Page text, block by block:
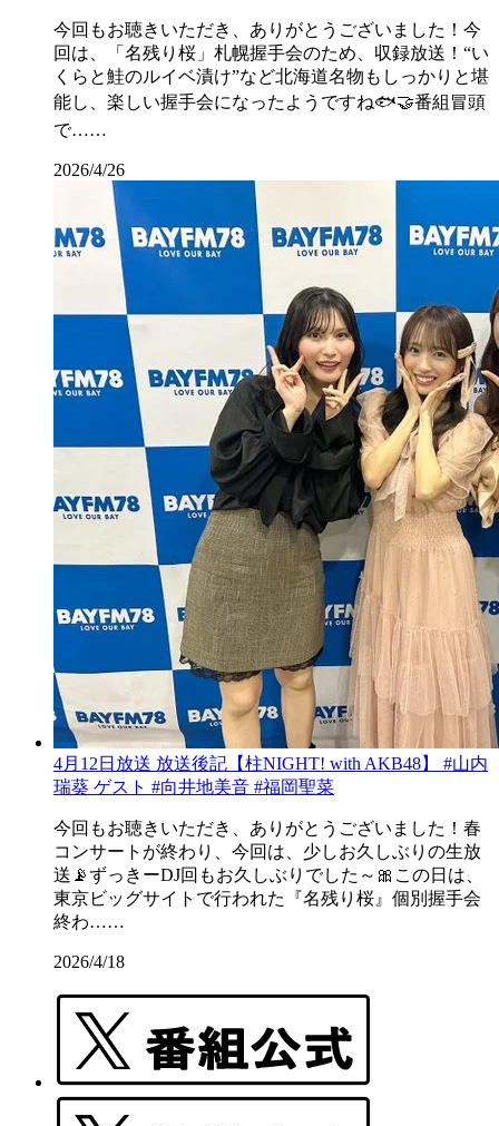
今回もお聴きいただき、ありがとうございました！今
回は、「名残り桜」札幌握手会のため、収録放送！“い
くらと鮭のルイベ漬け”など北海道名物もしっかりと堪
能し、楽しい握手会になったようですね🐟🤝番組冒頭
で……
2026/4/26
4月12日放送 放送後記【柱NIGHT! with AKB48】 #山内
瑞葵 ゲスト #向井地美音 #福岡聖菜
今回もお聴きいただき、ありがとうございました！春
コンサートが終わり、今回は、少しお久しぶりの生放
送📡ずっきーDJ回もお久しぶりでした～🎀この日は、
東京ビッグサイトで行われた『名残り桜』個別握手会
終わ……
2026/4/18